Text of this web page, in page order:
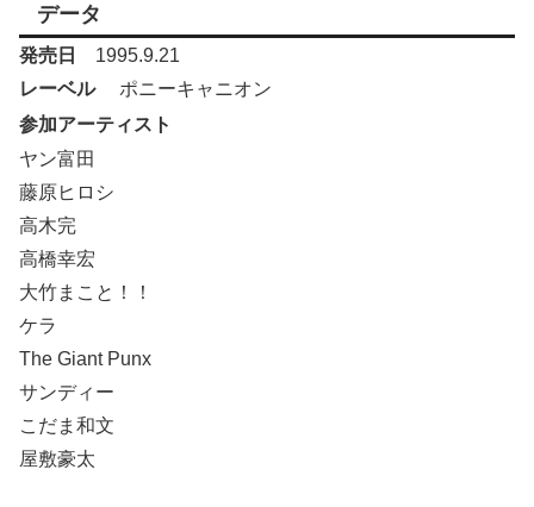
データ
発売日
1995.9.21
レーベルポニーキャニオン
参加アーティスト
ヤン富田
藤原ヒロシ
高木完
高橋幸宏
大竹まこと！！
ケラ
The Giant Punx
サンディー
こだま和文
屋敷豪太